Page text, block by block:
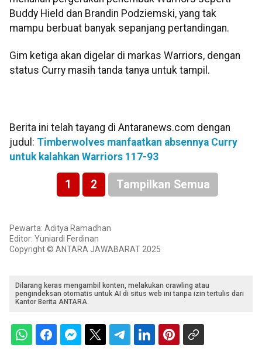
Buddy Hield dan Brandin Podziemski, yang tak
mampu berbuat banyak sepanjang pertandingan.
Gim ketiga akan digelar di markas Warriors, dengan
status Curry masih tanda tanya untuk tampil.
Berita ini telah tayang di Antaranews.com dengan
judul: Timberwolves manfaatkan absennya Curry
untuk kalahkan Warriors 117-93
1 2 Tampilkan Semua
Pewarta: Aditya Ramadhan
Editor: Yuniardi Ferdinan
Copyright © ANTARA JAWABARAT 2025
Dilarang keras mengambil konten, melakukan crawling atau
pengindeksan otomatis untuk AI di situs web ini tanpa izin tertulis dari
Kantor Berita ANTARA.